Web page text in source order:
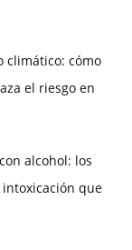
climático: cómo
el riesgo en
alcohol: los
que